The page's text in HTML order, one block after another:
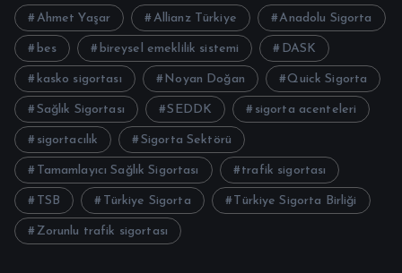
Ahmet Yaşar Allianz Türkiye Anadolu Sigorta
bes bireysel emeklilik sistemi DASK
kasko sigortası Noyan Doğan Quick Sigorta
Sağlık Sigortası SEDDK sigorta acenteleri
sigortacılık Sigorta Sektörü
Tamamlayıcı Sağlık Sigortası trafik sigortası
TSB Türkiye Sigorta Türkiye Sigorta Birliği
Zorunlu trafik sigortası